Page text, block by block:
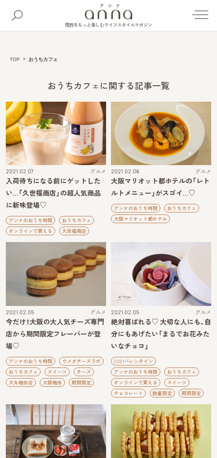
関西をもっと楽しむライフスタイルマガジン
TOP おうちカフェ
おうちカフェに関する記事一覧
2021.02.07 グルメ
入荷待ちになる前にゲットした
い…「久世福商店」の超人気商品
に新味登場♡
アンナのおうち時間
おうちカフェ
オンラインで買える
久世福商店
2021.02.06 グルメ
大阪マリオット都ホテルの「レト
ルトメニュー」がスゴイ…♡
アンナのおうち時間
おうちカフェ
大阪マリオット都ホテル
2021.02.05 グルメ
今だけ！大阪の大人気チーズ専門
店から期間限定フレーバーが登
場♡
アンナのおうち時間
ウメダチーズラボ
おうちカフェ
スイーツ
チーズ
大丸梅田店
大阪梅田 期間限定
2021.02.05 グルメ
絶対喜ばれる♡ 大切な人にも、自
分にもあげたい「まるでお花みた
いなチョコ」
2021バレンタイン
アンナのおうち時間
おうちカフェ
オンラインで買える
スイーツ
チョコレート
数量限定 期間限定